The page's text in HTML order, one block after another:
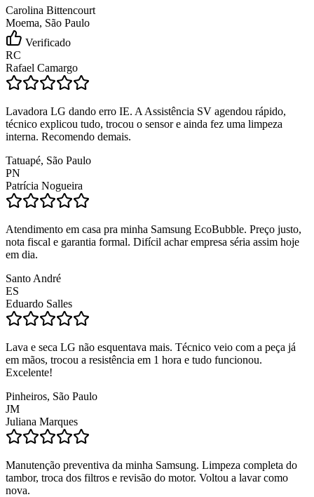
Carolina Bittencourt
Moema, São Paulo
Verificado
RC
Rafael Camargo
Lavadora LG dando erro IE. A Assistência SV agendou rápido,
técnico explicou tudo, trocou o sensor e ainda fez uma limpeza
interna. Recomendo demais.
Tatuapé, São Paulo
PN
Patrícia Nogueira
Atendimento em casa pra minha Samsung EcoBubble. Preço justo,
nota fiscal e garantia formal. Difícil achar empresa séria assim hoje
em dia.
Santo André
ES
Eduardo Salles
Lava e seca LG não esquentava mais. Técnico veio com a peça já
em mãos, trocou a resistência em 1 hora e tudo funcionou.
Excelente!
Pinheiros, São Paulo
JM
Juliana Marques
Manutenção preventiva da minha Samsung. Limpeza completa do
tambor, troca dos filtros e revisão do motor. Voltou a lavar como
nova.